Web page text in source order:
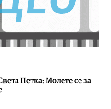
Петка: Молете се за